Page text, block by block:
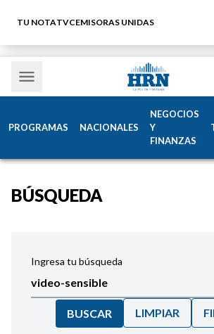
TU NOTATVCEMISORAS UNIDAS
PROGRAMAS NACIONALES
NEGOCIOS
Y
FINANZAS
BÚSQUEDA
Ingresa tu búsqueda
BUSCAR LIMPIAR